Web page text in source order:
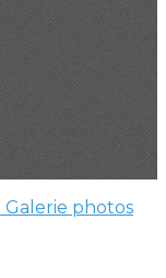
Galerie photos